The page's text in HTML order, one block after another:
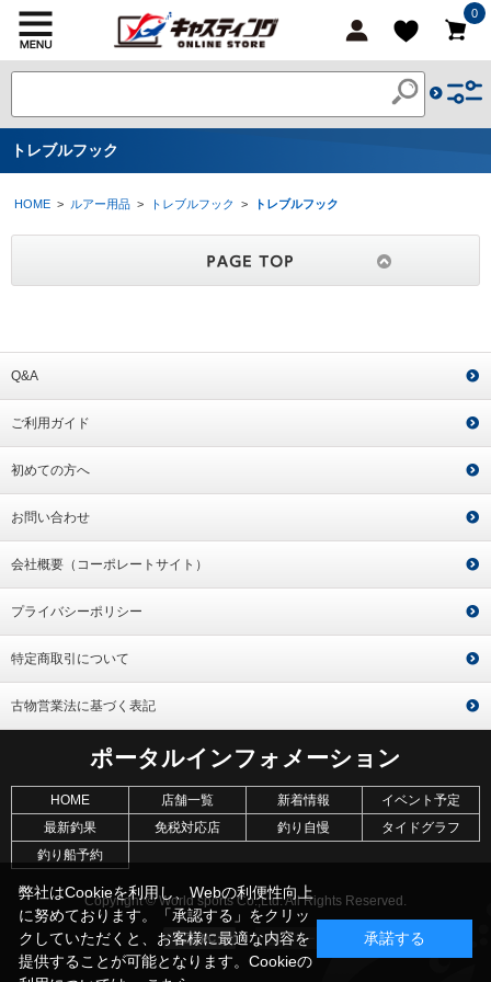
0
トレブルフック
HOME > ルアー用品 > トレブルフック > トレブルフック
Q&A
ご利用ガイド
初めての方へ
お問い合わせ
会社概要（コーポレートサイト）
プライバシーポリシー
特定商取引について
古物営業法に基づく表記
ポータルインフォメーション
HOME 店舗一覧 新着情報
イベント予定
最新釣果
免税対応店 釣り自慢
タイドグラフ
釣り船予約
Copyright © World sports Co.,Ltd. All Rights Reserved.
弊社はCookieを利用し、Webの利便性向上
に努めております。「承認する」をクリッ
クしていただくと、お客様に最適な内容を
提供することが可能となります。Cookieの
承諾する